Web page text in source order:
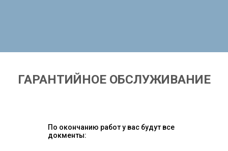
ГАРАНТИЙНОЕ ОБСЛУЖИВАНИЕ
По окончанию работ у вас будут все
докменты: